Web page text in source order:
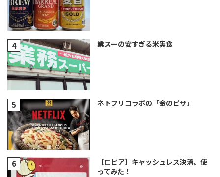
業スーの安すぎる米実食
ネトフリコラボの「金のピザ」
【ロピア】キャッシュレス決済、使
ってみた！